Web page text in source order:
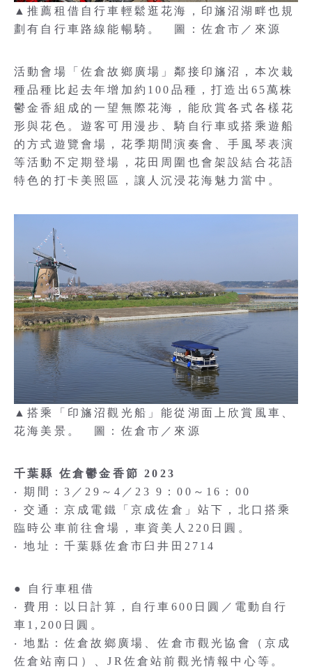
▲推薦租借自行車輕鬆逛花海，印旛沼湖畔也規
劃有自行車路線能暢騎。 圖：佐倉市／來源
活動會場「佐倉故鄉廣場」鄰接印旛沼，本次栽
種品種比起去年增加約100品種，打造出65萬株
鬱金香組成的一望無際花海，能欣賞各式各樣花
形與花色。遊客可用漫步、騎自行車或搭乘遊船
的方式遊覽會場，花季期間演奏會、手風琴表演
等活動不定期登場，花田周圍也會架設結合花語
特色的打卡美照區，讓人沉浸花海魅力當中。
▲搭乘「印旛沼觀光船」能從湖面上欣賞風車、
花海美景。 圖：佐倉市／來源
千葉縣 佐倉鬱金香節 2023
‧ 期間：3／29～4／23 9：00～16：00
‧ 交通：京成電鐵「京成佐倉」站下，北口搭乘
臨時公車前往會場，車資美人220日圓。
‧ 地址：千葉縣佐倉市臼井田2714
● 自行車租借
‧ 費用：以日計算，自行車600日圓／電動自行
車1,200日圓。
‧ 地點：佐倉故鄉廣場、佐倉市觀光協會（京成
佐倉站南口）、JR佐倉站前觀光情報中心等。